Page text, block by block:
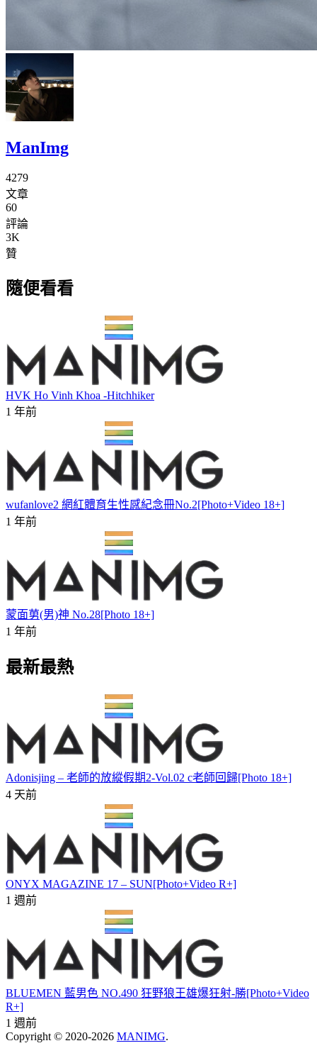
ManImg
4279
文章
60
評論
3K
贊
隨便看看
HVK Ho Vinh Khoa -Hitchhiker
1 年前
wufanlove2 網紅體育生性感紀念冊No.2[Photo+Video 18+]
1 年前
蒙面莮(男)神 No.28[Photo 18+]
1 年前
最新最熱
Adonisjing – 老師的放縱假期2-Vol.02 c老師回歸[Photo 18+]
4 天前
ONYX MAGAZINE 17 – SUN[Photo+Video R+]
1 週前
BLUEMEN 藍男色 NO.490 狂野狼王雄爆狂射-勝[Photo+Video
R+]
1 週前
Copyright © 2020-2026 MANIMG.